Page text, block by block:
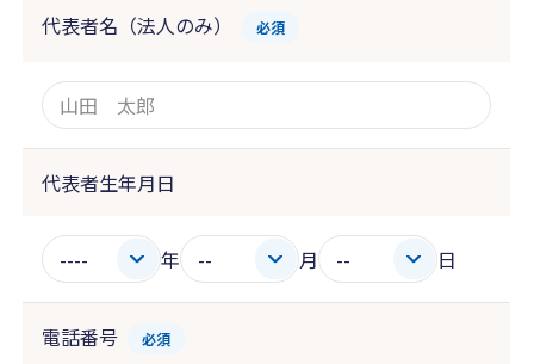
代表者名（法人のみ） 必須
代表者生年月日
年 月 日
電話番号 必須